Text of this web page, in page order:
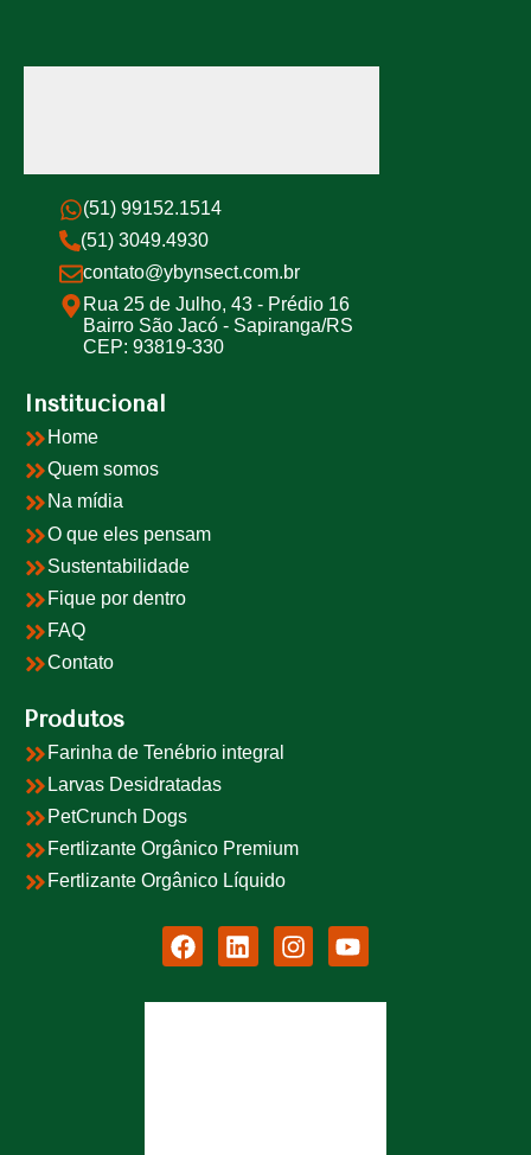
(51) 99152.1514
(51) 3049.4930
contato@ybynsect.com.br
Rua 25 de Julho, 43 - Prédio 16
Bairro São Jacó - Sapiranga/RS
CEP: 93819-330
Institucional
Home
Quem somos
Na mídia
O que eles pensam
Sustentabilidade
Fique por dentro
FAQ
Contato
Produtos
Farinha de Tenébrio integral
Larvas Desidratadas
PetCrunch Dogs
Fertlizante Orgânico Premium
Fertlizante Orgânico Líquido